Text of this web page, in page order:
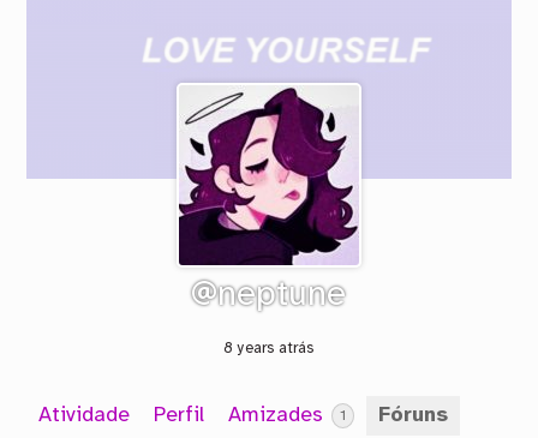
@neptune
8 years atrás
Atividade Perfil Amizades 1 Fóruns